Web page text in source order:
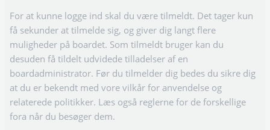
For at kunne logge ind skal du være tilmeldt. Det tager kun
få sekunder at tilmelde sig, og giver dig langt flere
muligheder på boardet. Som tilmeldt bruger kan du
desuden få tildelt udvidede tilladelser af en
boardadministrator. Før du tilmelder dig bedes du sikre dig
at du er bekendt med vore vilkår for anvendelse og
relaterede politikker. Læs også reglerne for de forskellige
fora når du besøger dem.